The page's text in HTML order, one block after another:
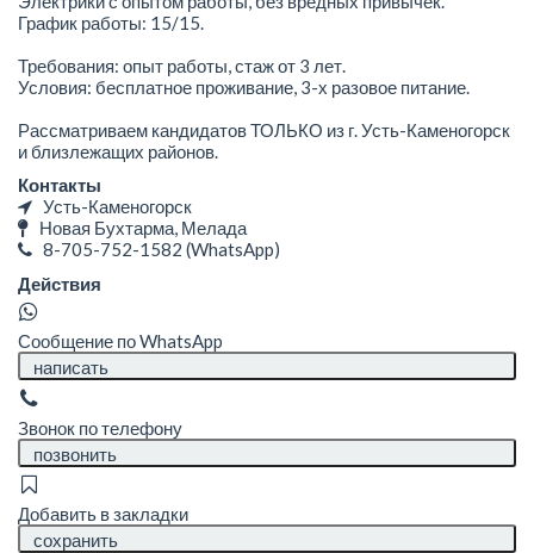
График работы: 15/15.
Требования: опыт работы, стаж от 3 лет.
Условия: бесплатное проживание, 3-х разовое питание.
Рассматриваем кандидатов ТОЛЬКО из г. Усть-Каменогорск
и близлежащих районов.
Контакты
Усть-Каменогорск
Новая Бухтарма, Мелада
8-705-752-1582 (WhatsApp)
Действия
Сообщение по WhatsApp
написать
Звонок по телефону
позвонить
Добавить в закладки
сохранить